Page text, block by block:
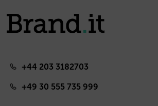
+44 203 3182703
+49 30 555 735 999